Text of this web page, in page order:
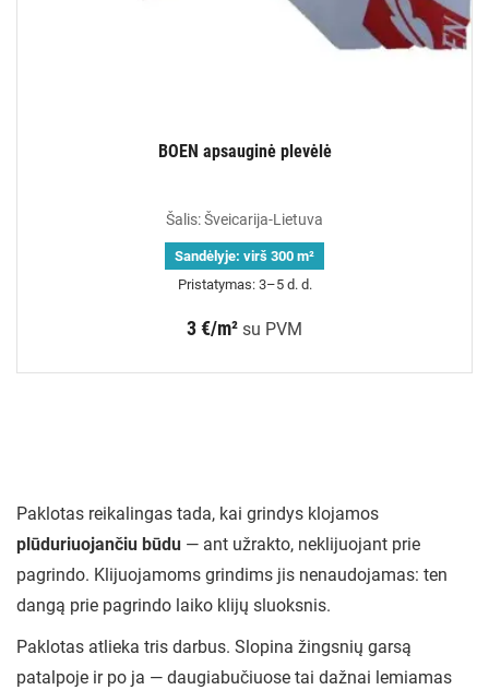
BOEN apsauginė plevėlė
Šalis: Šveicarija-Lietuva
Sandėlyje: virš 300 m²
Pristatymas: 3–5 d. d.
3 €/m² su PVM
Paklotas reikalingas tada, kai grindys klojamos
plūduriuojančiu būdu — ant užrakto, neklijuojant prie
pagrindo. Klijuojamoms grindims jis nenaudojamas: ten
dangą prie pagrindo laiko klijų sluoksnis.
Paklotas atlieka tris darbus. Slopina žingsnių garsą
patalpoje ir po ja — daugiabučiuose tai dažnai lemiamas